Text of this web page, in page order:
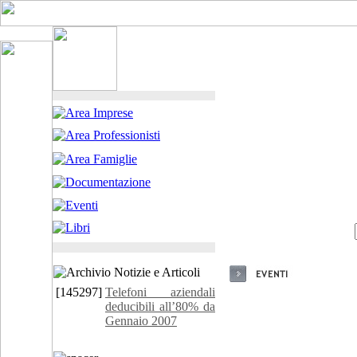
[145297] Telefoni aziendali
deducibili all’80% da
Gennaio 2007